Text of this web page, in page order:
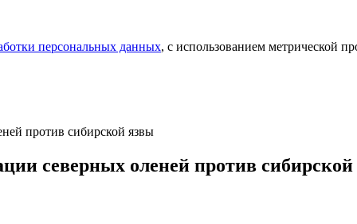
персональных данных, с использованием метрической
против сибирской язвы
северных оленей против